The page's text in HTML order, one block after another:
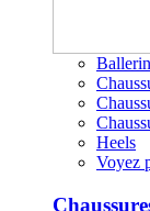
Heels
Voyez